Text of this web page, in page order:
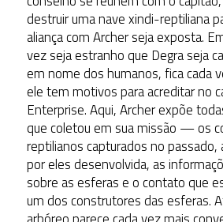
destruir uma nave xindi-reptiliana
aliança com Archer seja exposta.
vez seja estranho que Degra seja
em nome dos humanos, fica cada
ele tem motivos para acreditar no
Enterprise. Aqui, Archer expõe
que coletou em sua missão — os
reptilianos capturados no passado,
por eles desenvolvida, as
sobre as esferas e o contato que
um dos construtores das esferas.